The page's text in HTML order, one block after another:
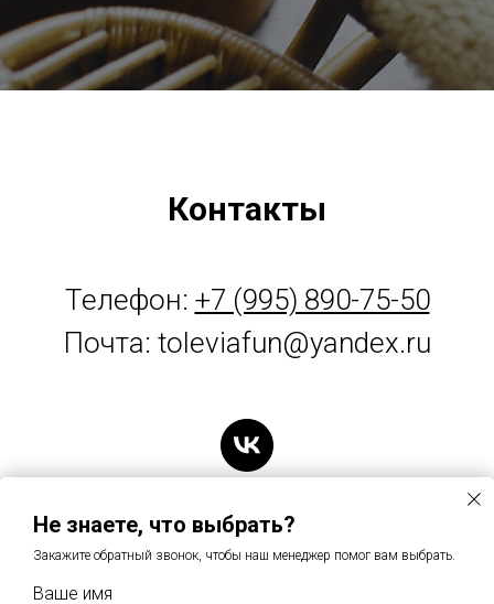
Не знаете, что выбрать?
Закажите обратный звонок, чтобы наш менеджер помог вам выбрать.
Ваше имя
Контакты
Телефон: +7 (995) 890-75-50
Почта: toleviafun@yandex.ru